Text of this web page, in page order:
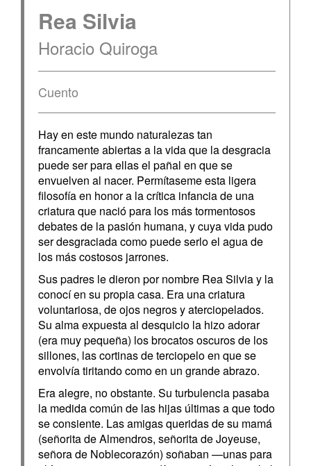
Rea Silvia
Horacio Quiroga
Cuento
Hay en este mundo naturalezas tan
francamente abiertas a la vida que la desgracia
puede ser para ellas el pañal en que se
envuelven al nacer. Permítaseme esta ligera
filosofía en honor a la crítica infancia de una
criatura que nació para los más tormentosos
debates de la pasión humana, y cuya vida pudo
ser desgraciada como puede serlo el agua de
los más costosos jarrones.
Sus padres le dieron por nombre Rea Silvia y la
conocí en su propia casa. Era una criatura
voluntariosa, de ojos negros y aterciopelados.
Su alma expuesta al desquicio la hizo adorar
(era muy pequeña) los brocatos oscuros de los
sillones, las cortinas de terciopelo en que se
envolvía tiritando como en un grande abrazo.
Era alegre, no obstante. Su turbulencia pasaba
la medida común de las hijas últimas a que todo
se consiente. Las amigas queridas de su mamá
(señorita de Almendros, señorita de Joyeuse,
señora de Noblecorazón) soñaban —unas para